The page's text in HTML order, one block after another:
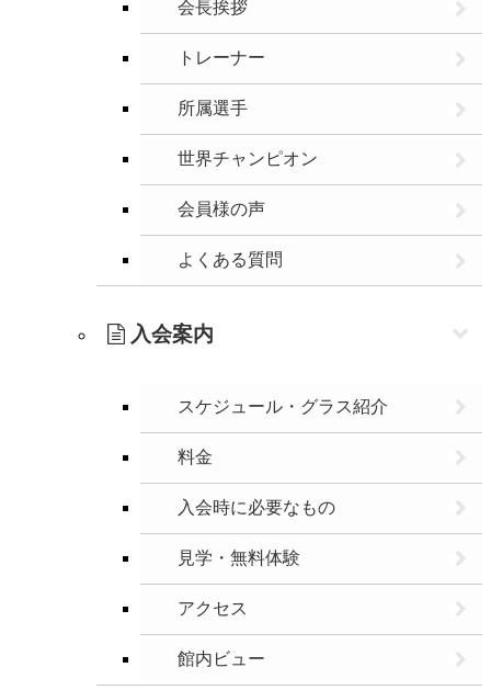
会長挨拶
トレーナー
所属選手
世界チャンピオン
会員様の声
よくある質問
入会案内
スケジュール・グラス紹介
料金
入会時に必要なもの
見学・無料体験
アクセス
館内ビュー